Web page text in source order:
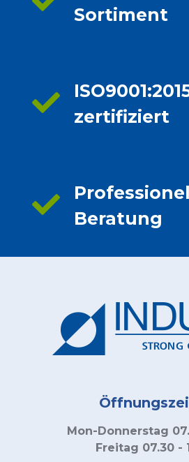
Sortiment
zertifiziert
Beratung
Mon-Donnerstag
Freitag 07.30 -